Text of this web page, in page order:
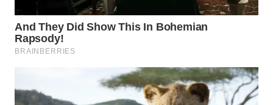
WN
MADURA